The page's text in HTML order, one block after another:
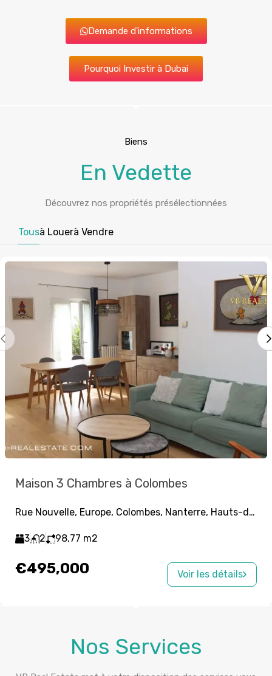
Demande d'informations
Pourquoi Investir à Dubai
Biens
En Vedette
Découvrez nos propriétés présélectionnées
Tousà Louerà Vendre
Maison 3 Chambres à Colombes
Rue Nouvelle, Europe, Colombes, Nanterre, Hauts-de-Seine, Île-de-France, France métropolitaine, 92700, France
3 2 98,77 m2
€495,000 Voir les détails
Nos Services